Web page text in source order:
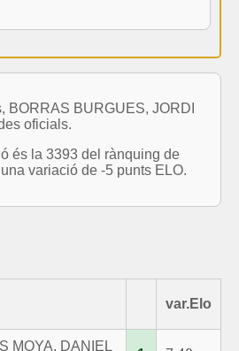
BORRAS BURGUES, JORDI
oficials.
és la 3393 del rànquing de
variació de -5 punts ELO.
var.Elo
MOYA, DANIEL